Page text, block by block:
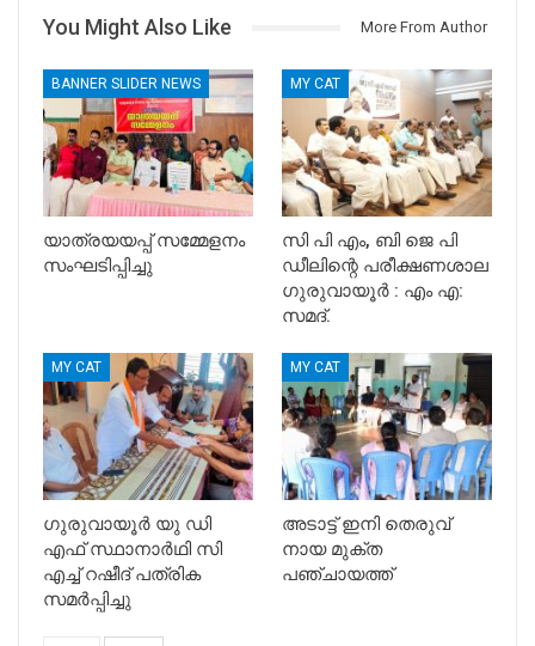
You Might Also Like More From Author
BANNER SLIDER NEWS
യാത്രയയപ്പ് സമ്മേളനം
സംഘടിപ്പിച്ചു
MY CAT
സി പി എം, ബി ജെ പി
ഡീലിന്റെ പരീക്ഷണശാല
ഗുരുവായൂർ : എം എ:
സമദ്.
MY CAT
ഗുരുവായൂർ യു ഡി
എഫ് സ്ഥാനാർഥി സി
എച്ച് റഷീദ് പത്രിക
സമർപ്പിച്ചു
MY CAT
അടാട്ട് ഇനി തെരുവ്
നായ മുക്ത
പഞ്ചായത്ത്‌